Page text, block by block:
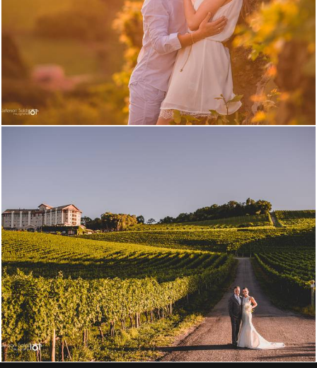
3221 228
2643 93